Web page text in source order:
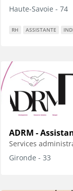
Haute-Savoie - 74
RH ASSISTANTE
ADRM -
Services
Gironde - 33